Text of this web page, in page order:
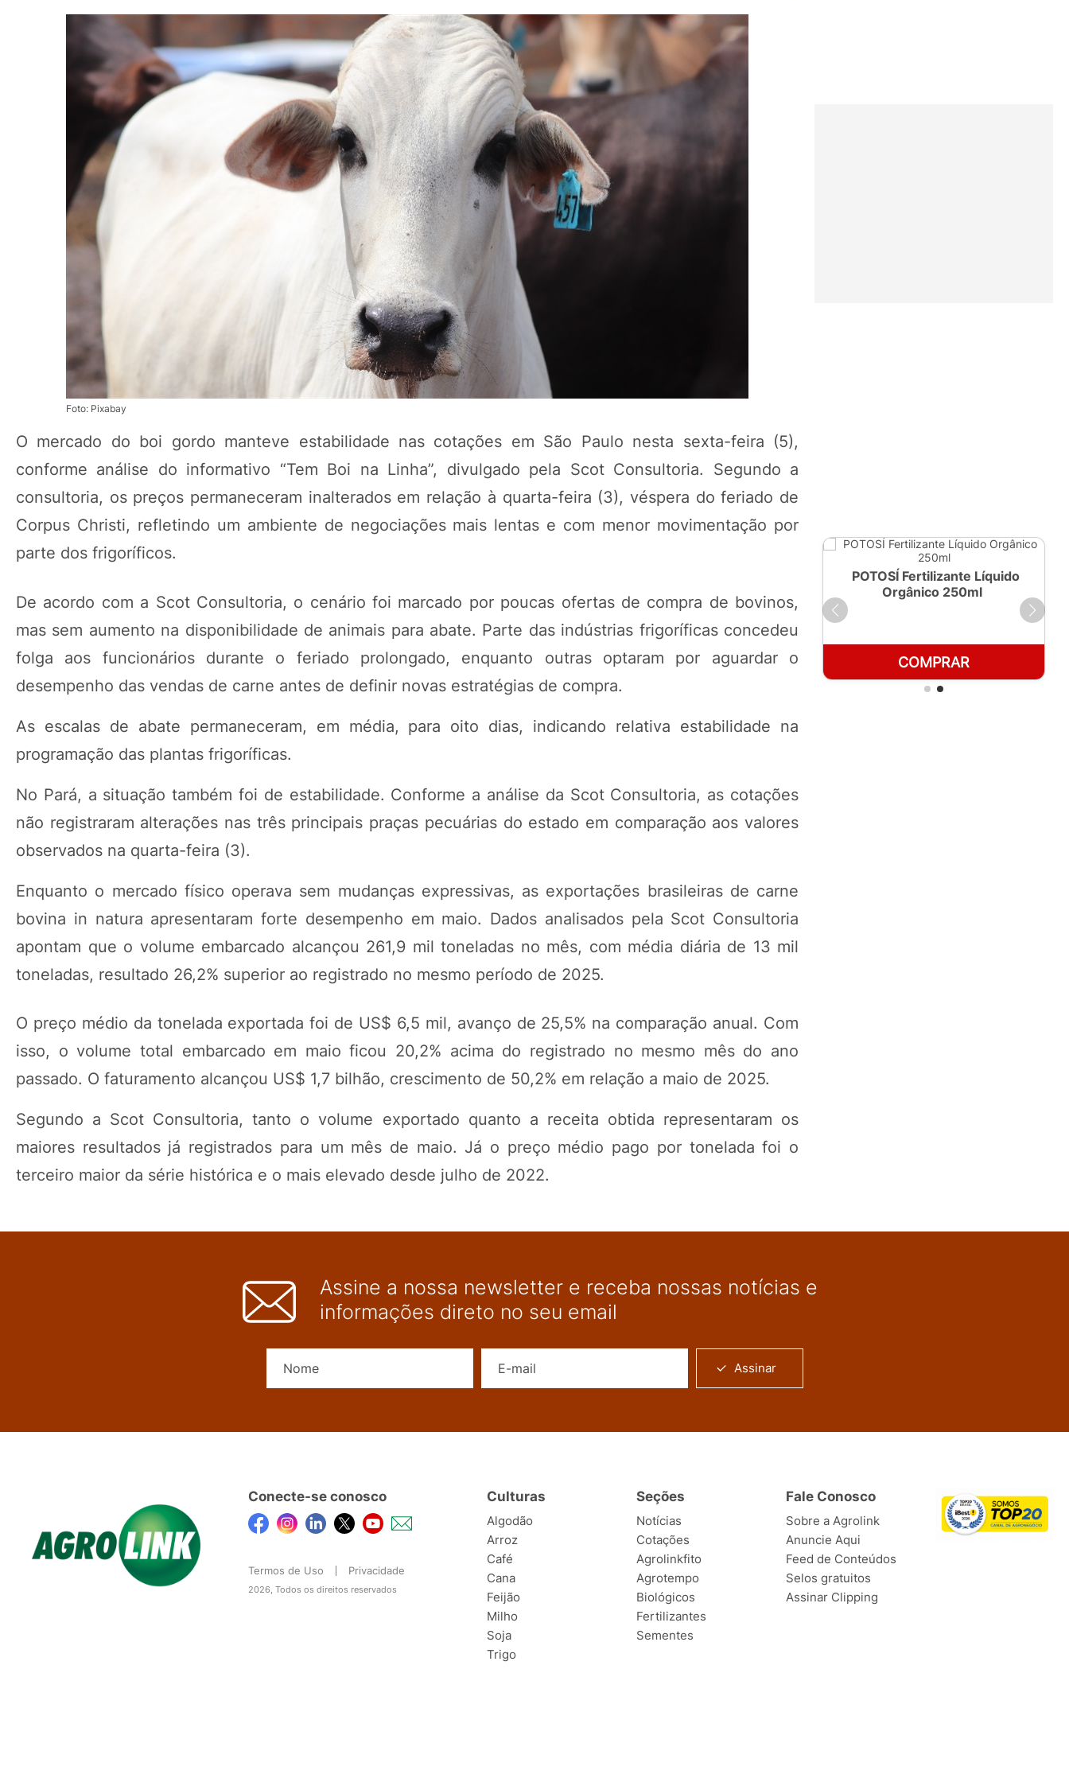
Foto: Pixabay
O mercado do boi gordo manteve estabilidade nas cotações em São Paulo nesta sexta-feira (5),
conforme análise do informativo “Tem Boi na Linha”, divulgado pela Scot Consultoria. Segundo a
consultoria, os preços permaneceram inalterados em relação à quarta-feira (3), véspera do feriado de
Corpus Christi, refletindo um ambiente de negociações mais lentas e com menor movimentação por
parte dos frigoríficos.
De acordo com a Scot Consultoria, o cenário foi marcado por poucas ofertas de compra de bovinos,
mas sem aumento na disponibilidade de animais para abate. Parte das indústrias frigoríficas concedeu
folga aos funcionários durante o feriado prolongado, enquanto outras optaram por aguardar o
desempenho das vendas de carne antes de definir novas estratégias de compra.
As escalas de abate permaneceram, em média, para oito dias, indicando relativa estabilidade na
programação das plantas frigoríficas.
No Pará, a situação também foi de estabilidade. Conforme a análise da Scot Consultoria, as cotações
não registraram alterações nas três principais praças pecuárias do estado em comparação aos valores
observados na quarta-feira (3).
Enquanto o mercado físico operava sem mudanças expressivas, as exportações brasileiras de carne
bovina in natura apresentaram forte desempenho em maio. Dados analisados pela Scot Consultoria
apontam que o volume embarcado alcançou 261,9 mil toneladas no mês, com média diária de 13 mil
toneladas, resultado 26,2% superior ao registrado no mesmo período de 2025.
O preço médio da tonelada exportada foi de US$ 6,5 mil, avanço de 25,5% na comparação anual. Com
isso, o volume total embarcado em maio ficou 20,2% acima do registrado no mesmo mês do ano
passado. O faturamento alcançou US$ 1,7 bilhão, crescimento de 50,2% em relação a maio de 2025.
Segundo a Scot Consultoria, tanto o volume exportado quanto a receita obtida representaram os
maiores resultados já registrados para um mês de maio. Já o preço médio pago por tonelada foi o
terceiro maior da série histórica e o mais elevado desde julho de 2022.
COMPRAR
POTOSÍ Fertilizante Líquido
Orgânico 250ml
COMPRAR
Assine a nossa newsletter e receba nossas notícias e
informações direto no seu email
Assinar
Conecte-se conosco
Termos de Uso Privacidade
2026, Todos os direitos reservados
Culturas
Algodão
Arroz
Café
Cana
Feijão
Milho
Soja
Trigo
Seções
Notícias
Cotações
Agrolinkfito
Agrotempo
Biológicos
Fertilizantes
Sementes
Fale Conosco
Sobre a Agrolink
Anuncie Aqui
Feed de Conteúdos
Selos gratuitos
Assinar Clipping